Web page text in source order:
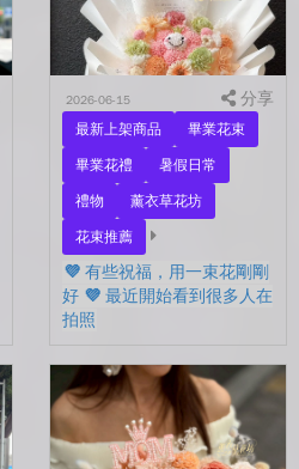
下...
2026-06-15 分享
最新上架商品
畢業花束
畢業花禮
暑假日常
禮物
薰衣草花坊
花束推薦
💜 有些祝福，用一束花剛剛
好 💜 最近開始看到很多人在
拍照
💜 有些祝福，用一束花剛剛
好 💜 最近開始看到很多人
在拍照📷 穿著學士服、抱著
花束，笑著紀錄這段重要的
時光🤍 一路走到現在，一